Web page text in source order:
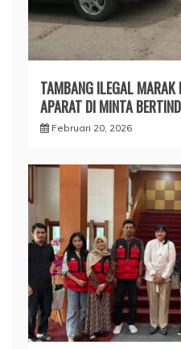
TAMBANG ILEGAL MARAK
APARAT DI MINTA
Februari 20, 2026